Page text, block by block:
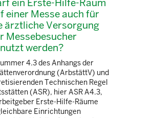
ein Erste-Hilfe-Raum
einer Messe auch für
ärztliche Versorgung
Messebesucher
werden?
4.3 des Anhangs der
(ArbstättV) und
Technischen Regel
(ASR), hier ASR A4.3,
Erste-Hilfe-Räume
Einrichtungen